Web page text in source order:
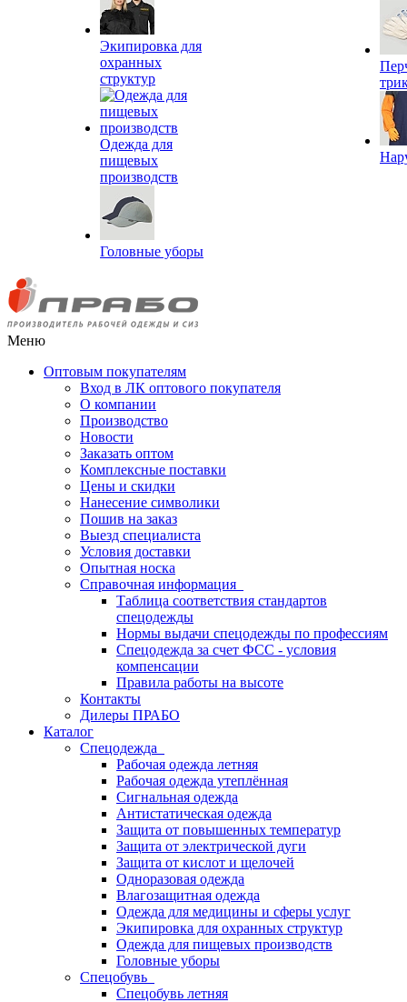
Экипировка для
охранных
структур
Одежда для
пищевых
производств
Головные уборы
Меню
Оптовым покупателям
Вход в ЛК оптового покупателя
О компании
Производство
Новости
Заказать оптом
Комплексные поставки
Цены и скидки
Нанесение символики
Пошив на заказ
Выезд специалиста
Условия доставки
Опытная носка
Справочная информация
Таблица соответствия стандартов
спецодежды
Нормы выдачи спецодежды по профессиям
Спецодежда за счет ФСС - условия
компенсации
Правила работы на высоте
Контакты
Дилеры ПРАБО
Каталог
Спецодежда
Рабочая одежда летняя
Рабочая одежда утеплённая
Сигнальная одежда
Антистатическая одежда
Защита от повышенных температур
Защита от электрической дуги
Защита от кислот и щелочей
Одноразовая одежда
Влагозащитная одежда
Одежда для медицины и сферы услуг
Экипировка для охранных структур
Одежда для пищевых производств
Головные уборы
Спецобувь
Спецобувь летняя